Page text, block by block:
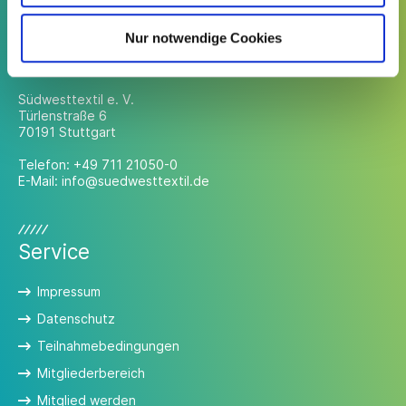
Nur notwendige Cookies
Kontakt
Südwesttextil e. V.
Türlenstraße 6
70191 Stuttgart
Telefon: +49 711 21050-0
E-Mail: info@suedwesttextil.de
Service
Impressum
Datenschutz
Teilnahmebedingungen
Mitgliederbereich
Mitglied werden